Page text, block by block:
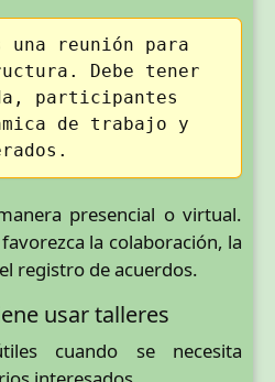
reunión para
Debe tener
participantes
de trabajo y
presencial o virtual.
la colaboración, la
registro de acuerdos.
usar talleres
cuando se necesita